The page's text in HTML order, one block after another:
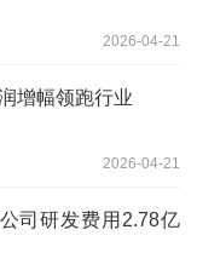
2026-04-21
增幅领跑行业
2026-04-21
司研发费用2.78亿